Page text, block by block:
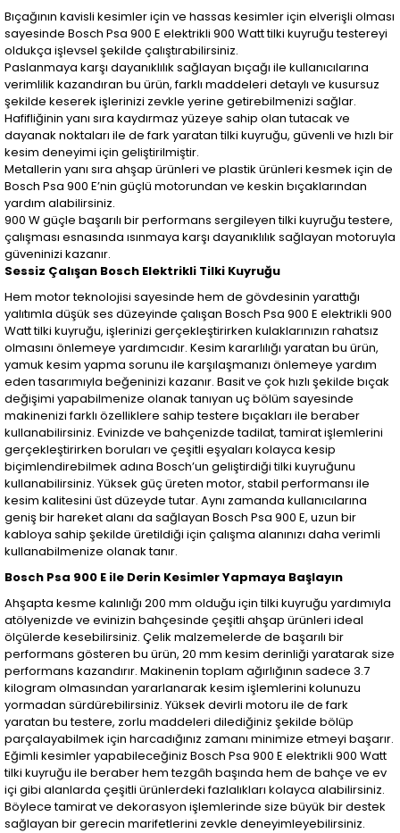
Bıçağının kavisli kesimler için ve hassas kesimler için elverişli olması
sayesinde Bosch Psa 900 E elektrikli 900 Watt tilki kuyruğu testereyi
oldukça işlevsel şekilde çalıştırabilirsiniz.
Paslanmaya karşı dayanıklılık sağlayan bıçağı ile kullanıcılarına
verimlilik kazandıran bu ürün, farklı maddeleri detaylı ve kusursuz
şekilde keserek işlerinizi zevkle yerine getirebilmenizi sağlar.
Hafifliğinin yanı sıra kaydırmaz yüzeye sahip olan tutacak ve
dayanak noktaları ile de fark yaratan tilki kuyruğu, güvenli ve hızlı bir
kesim deneyimi için geliştirilmiştir.
Metallerin yanı sıra ahşap ürünleri ve plastik ürünleri kesmek için de
Bosch Psa 900 E’nin güçlü motorundan ve keskin bıçaklarından
yardım alabilirsiniz.
900 W güçle başarılı bir performans sergileyen tilki kuyruğu testere,
çalışması esnasında ısınmaya karşı dayanıklılık sağlayan motoruyla
güveninizi kazanır.
Sessiz Çalışan Bosch Elektrikli Tilki Kuyruğu
Hem motor teknolojisi sayesinde hem de gövdesinin yarattığı
yalıtımla düşük ses düzeyinde çalışan Bosch Psa 900 E elektrikli 900
Watt tilki kuyruğu, işlerinizi gerçekleştirirken kulaklarınızın rahatsız
olmasını önlemeye yardımcıdır. Kesim kararlılığı yaratan bu ürün,
yamuk kesim yapma sorunu ile karşılaşmanızı önlemeye yardım
eden tasarımıyla beğeninizi kazanır. Basit ve çok hızlı şekilde bıçak
değişimi yapabilmenize olanak tanıyan uç bölüm sayesinde
makinenizi farklı özelliklere sahip testere bıçakları ile beraber
kullanabilirsiniz. Evinizde ve bahçenizde tadilat, tamirat işlemlerini
gerçekleştirirken boruları ve çeşitli eşyaları kolayca kesip
biçimlendirebilmek adına Bosch’un geliştirdiği tilki kuyruğunu
kullanabilirsiniz. Yüksek güç üreten motor, stabil performansı ile
kesim kalitesini üst düzeyde tutar. Aynı zamanda kullanıcılarına
geniş bir hareket alanı da sağlayan Bosch Psa 900 E, uzun bir
kabloya sahip şekilde üretildiği için çalışma alanınızı daha verimli
kullanabilmenize olanak tanır.
Bosch Psa 900 E ile Derin Kesimler Yapmaya Başlayın
Ahşapta kesme kalınlığı 200 mm olduğu için tilki kuyruğu yardımıyla
atölyenizde ve evinizin bahçesinde çeşitli ahşap ürünleri ideal
ölçülerde kesebilirsiniz. Çelik malzemelerde de başarılı bir
performans gösteren bu ürün, 20 mm kesim derinliği yaratarak size
performans kazandırır. Makinenin toplam ağırlığının sadece 3.7
kilogram olmasından yararlanarak kesim işlemlerini kolunuzu
yormadan sürdürebilirsiniz. Yüksek devirli motoru ile de fark
yaratan bu testere, zorlu maddeleri dilediğiniz şekilde bölüp
parçalayabilmek için harcadığınız zamanı minimize etmeyi başarır.
Eğimli kesimler yapabileceğiniz Bosch Psa 900 E elektrikli 900 Watt
tilki kuyruğu ile beraber hem tezgâh başında hem de bahçe ve ev
içi gibi alanlarda çeşitli ürünlerdeki fazlalıkları kolayca alabilirsiniz.
Böylece tamirat ve dekorasyon işlemlerinde size büyük bir destek
sağlayan bir gerecin marifetlerini zevkle deneyimleyebilirsiniz.